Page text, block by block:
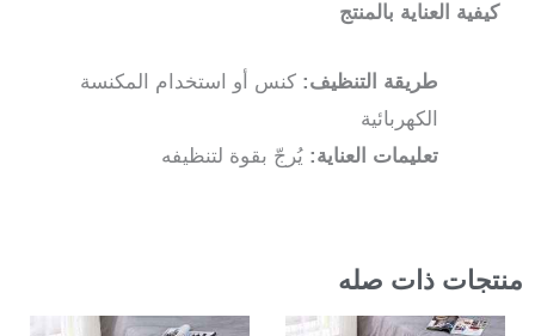
كيفية العناية بالمنتج
طريقة التنظيف: كنس أو استخدام المكنسة
الكهربائية
تعليمات العناية: يُرجّ بقوة لتنظيفه
منتجات ذات صله